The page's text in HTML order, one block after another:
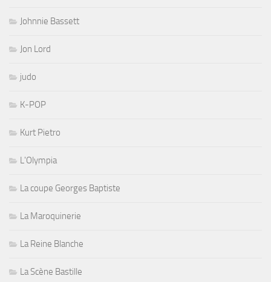
Johnnie Bassett
Jon Lord
judo
K-POP
Kurt Pietro
L'Olympia
La coupe Georges Baptiste
La Maroquinerie
La Reine Blanche
La Scène Bastille